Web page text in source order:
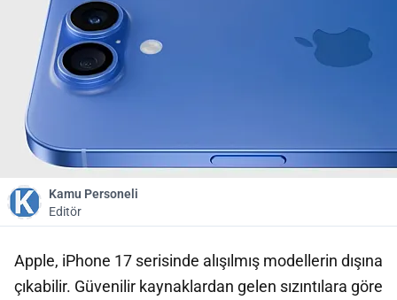
Kamu Personeli
Editör
Apple, iPhone 17 serisinde alışılmış modellerin dışına
çıkabilir. Güvenilir kaynaklardan gelen sızıntılara göre